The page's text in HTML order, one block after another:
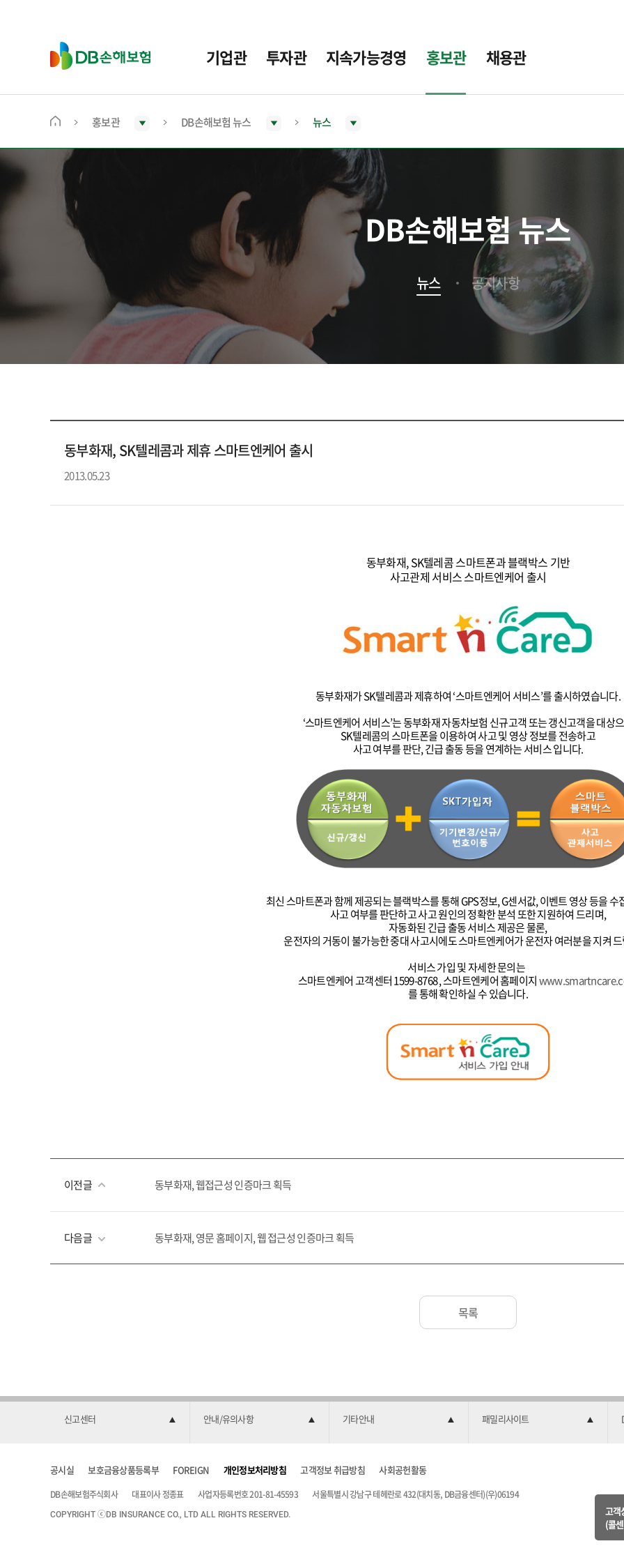
D
B
보
기업관 투자관 지속가능경영 홍보관 채용관
메
홍보관 DB손해보험 뉴스 뉴스
DB손해보험 뉴스
뉴스 공지사항
동부화재, SK텔레콤과 제휴 스마트엔케어 출시
2013.05.23
동부화재, SK텔레콤 스마트폰과 블랙박스 기반
사고관제 서비스 스마트엔케어 출시
동부화재가 SK텔레콤과 제휴하여 ‘스마트엔케어 서비스’를 출시하였습니다.
‘스마트엔케어 서비스’는 동부화재 자동차보험 신규고객 또는 갱신고객을 대상
SK텔레콤의 스마트폰을 이용하여 사고 및 영상 정보를 전송하고
사고 여부를 판단, 긴급 출동 등을 연계하는 서비스 입니다.
최신 스마트폰과 함께 제공되는 블랙박스를 통해 GPS정보, G센서값, 이벤트 영상 등을 수
사고 여부를 판단하고 사고 원인의 정확한 분석 또한 지원하여 드리며,
자동화된 긴급 출동 서비스 제공은 물론,
운전자의 거동이 불가능한 중대 사고시에도 스마트엔케어가 운전자 여러분을 지켜
서비스 가입 및 자세한 문의는
스마트엔케어 고객센터 1599-8768 , 스마트엔케어 홈페이지
를 통해 확인하실 수 있습니다.
이전글 동부화재, 웹접근성 인증마크 획득
다음글 동부화재, 영문 홈페이지, 웹 접근성 인증마크 획득
목록
신고센터 안내/유의사항 기타안내 패밀리사이트
공시실 보호금융상품등록부 FOREIGN 개인정보처리방침 고객정보 취급방침 사회공헌활동
고객
(콜
DB손해보험주식회사 대표이사 정종표 사업자등록번호 201-81-45593 서울특별시 강남구 테헤란로 432(대치동, DB금융센터)(우)06194
COPYRIGHT ⓒDB INSURANCE CO., LTD ALL RIGHTS RESERVED.